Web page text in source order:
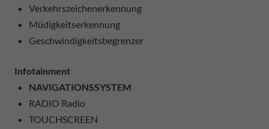
Verkehrszeichenerkennung
Müdigkeitserkennung
Geschwindigkeitsbegrenzer
Infotainment
NAVIGATIONSSYSTEM
RADIO Radio
TOUCHSCREEN